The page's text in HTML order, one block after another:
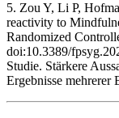
5. Zou Y, Li P,
reactivity to
Randomized
doi:10.3389/
Studie. Stärkere
Ergebnisse mehrerer